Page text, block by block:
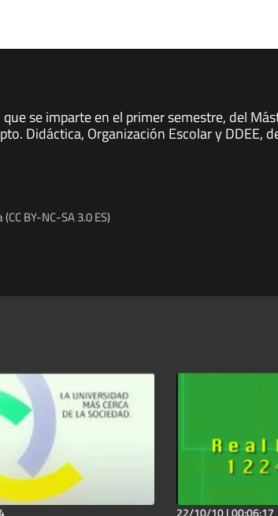
se imparte en el primer semestre, del
Didáctica, Organización Escolar y DDEE,
BY-NC-SA 3.0 ES)
22/10/10 |00:06:17